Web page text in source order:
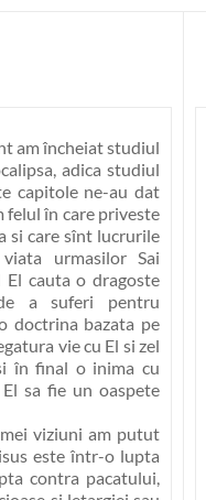
am încheiat studiul
adica studiul
capitole ne-au dat
felul în care priveste
si care sînt lucrurile
urmasilor Sai
El cautao dragoste
a suferi pentru
doctrina bazata pe
vie cu El si zel
în final o inima cu
sa fie un oaspete
viziuni am putut
este într-o lupta
contra pacatului,